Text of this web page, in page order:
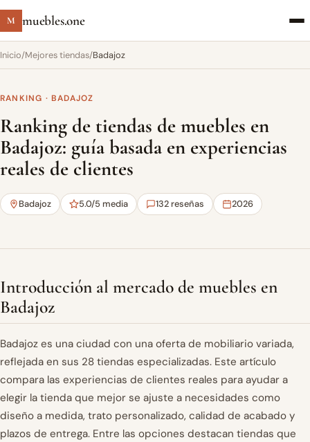
M muebles.one
Inicio/Mejores tiendas/Badajoz
RANKING · BADAJOZ
Ranking de tiendas de muebles en
Badajoz: guía basada en experiencias
reales de clientes
Badajoz 5.0/5 media 132 reseñas 2026
Introducción al mercado de muebles en
Badajoz
Badajoz es una ciudad con una oferta de mobiliario variada,
reflejada en sus 28 tiendas especializadas. Este artículo
compara las experiencias de clientes reales para ayudar a
elegir la tienda que mejor se ajuste a necesidades como
diseño a medida, trato personalizado, calidad de acabado y
plazos de entrega. Entre las opciones destacan tiendas que